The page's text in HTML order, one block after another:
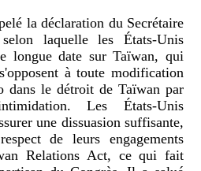
la déclaration du Secrétaire
laquelle les États-Unis
longue date sur Taïwan, qui
à toute modification
dans le détroit de Taïwan par
Les États-Unis
une dissuasion suffisante,
de leurs engagements
Relations Act, ce qui fait